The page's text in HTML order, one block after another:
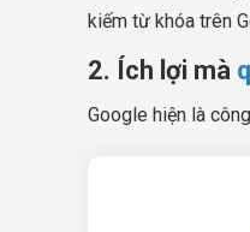
kiếm từ khóa trên
2. Ích lợi mà
Google hiện là